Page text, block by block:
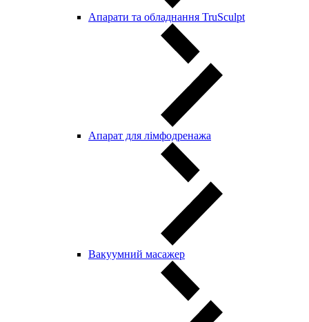
Апарати та обладнання TruSculpt
Апарат для лімфодренажа
Вакуумний масажер